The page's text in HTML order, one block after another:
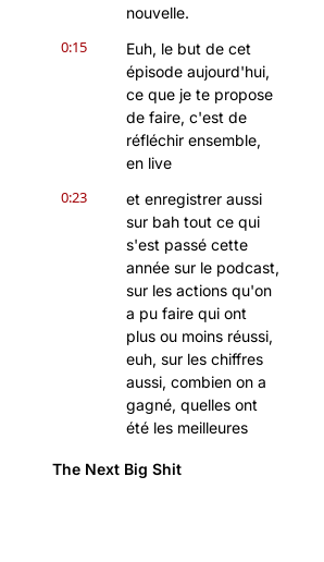
nouvelle.
0:15
Euh, le but de cet
épisode aujourd'hui,
ce que je te propose
de faire, c'est de
réfléchir ensemble,
en live
0:23
et enregistrer aussi
sur bah tout ce qui
s'est passé cette
année sur le podcast,
sur les actions qu'on
a pu faire qui ont
plus ou moins réussi,
euh, sur les chiffres
aussi, combien on a
gagné, quelles ont
été les meilleures
été les, les pires
The Next Big Shit